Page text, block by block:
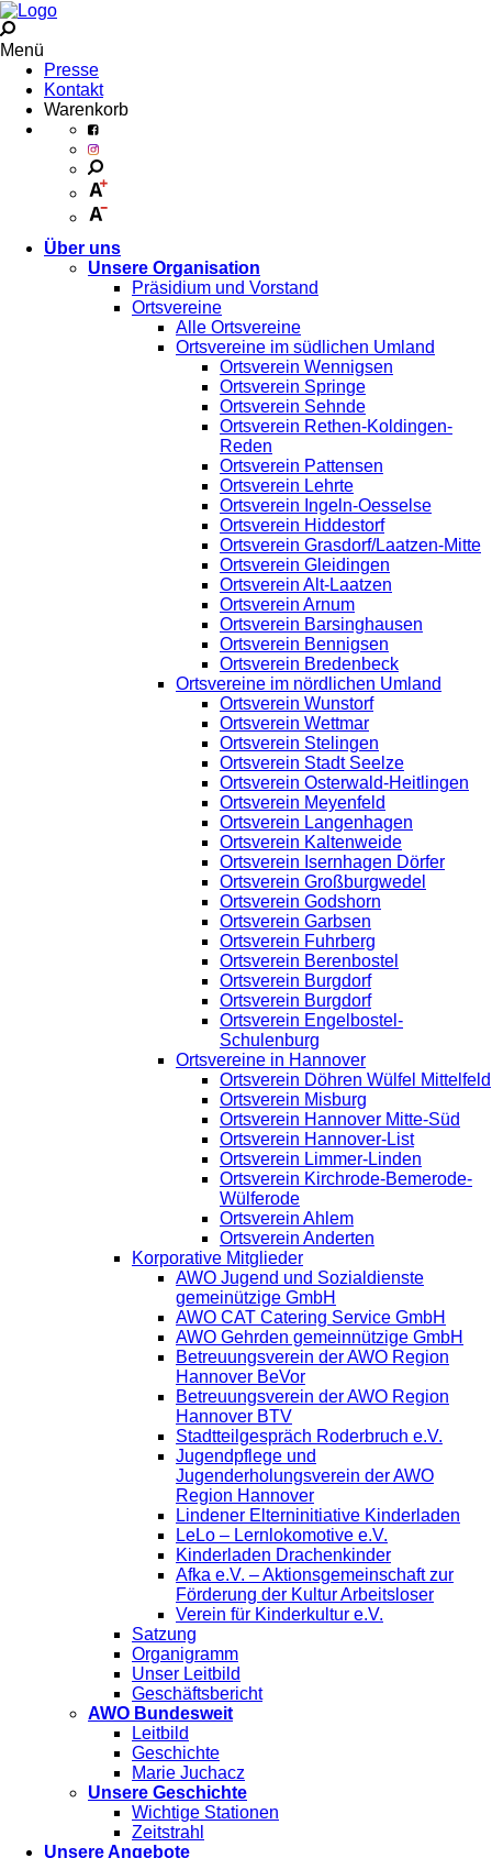
Menü
Presse
Kontakt
Warenkorb
Über uns
Unsere Organisation
Präsidium und Vorstand
Ortsvereine
Alle Ortsvereine
Ortsvereine im südlichen Umland
Ortsverein Wennigsen
Ortsverein Springe
Ortsverein Sehnde
Ortsverein Rethen-Koldingen-
Reden
Ortsverein Pattensen
Ortsverein Lehrte
Ortsverein Ingeln-Oesselse
Ortsverein Hiddestorf
Ortsverein Grasdorf/Laatzen-Mitte
Ortsverein Gleidingen
Ortsverein Alt-Laatzen
Ortsverein Arnum
Ortsverein Barsinghausen
Ortsverein Bennigsen
Ortsverein Bredenbeck
Ortsvereine im nördlichen Umland
Ortsverein Wunstorf
Ortsverein Wettmar
Ortsverein Stelingen
Ortsverein Stadt Seelze
Ortsverein Osterwald-Heitlingen
Ortsverein Meyenfeld
Ortsverein Langenhagen
Ortsverein Kaltenweide
Ortsverein Isernhagen Dörfer
Ortsverein Großburgwedel
Ortsverein Godshorn
Ortsverein Garbsen
Ortsverein Fuhrberg
Ortsverein Berenbostel
Ortsverein Burgdorf
Ortsverein Burgdorf
Ortsverein Engelbostel-
Schulenburg
Ortsvereine in Hannover
Ortsverein Döhren Wülfel Mittelfeld
Ortsverein Misburg
Ortsverein Hannover Mitte-Süd
Ortsverein Hannover-List
Ortsverein Limmer-Linden
Ortsverein Kirchrode-Bemerode-
Wülferode
Ortsverein Ahlem
Ortsverein Anderten
Korporative Mitglieder
AWO Jugend und Sozialdienste
gemeinützige GmbH
AWO CAT Catering Service GmbH
AWO Gehrden gemeinnützige GmbH
Betreuungsverein der AWO Region
Hannover BeVor
Betreuungsverein der AWO Region
Hannover BTV
Stadtteilgespräch Roderbruch e.V.
Jugendpflege und
Jugenderholungsverein der AWO
Region Hannover
Lindener Elterninitiative Kinderladen
LeLo – Lernlokomotive e.V.
Kinderladen Drachenkinder
Afka e.V. – Aktionsgemeinschaft zur
Förderung der Kultur Arbeitsloser
Verein für Kinderkultur e.V.
Satzung
Organigramm
Unser Leitbild
Geschäftsbericht
AWO Bundesweit
Leitbild
Geschichte
Marie Juchacz
Unsere Geschichte
Wichtige Stationen
Zeitstrahl
Unsere Angebote